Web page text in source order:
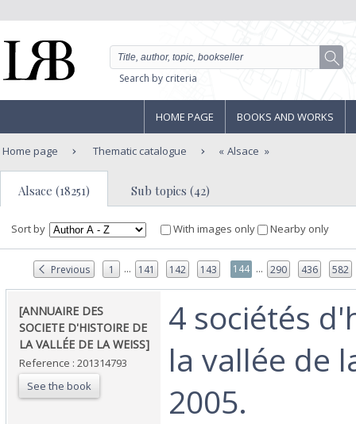
Search by criteria
HOME PAGE BOOKS AND WORKS
Home page Thematic catalogue Alsace
Alsace (18251) Sub topics (42)
Sort by With images only Nearby only
Previous 1 ... 141 142 143 144 ... 290 436 582
‎[ANNUAIRE DES
SOCIETE D'HISTOIRE DE
LA VALLÉE DE LA WEISS]‎
Reference : 201314793
See the book
‎4 sociétés
la vallée de
2005. ‎